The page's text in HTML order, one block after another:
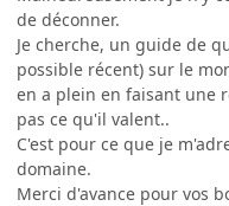
de déconner.
Je cherche, un guide de
possible récent) sur le
en a plein en faisant une
pas ce qu'il valent..
C'est pour ce que je
domaine.
Merci d'avance pour vos